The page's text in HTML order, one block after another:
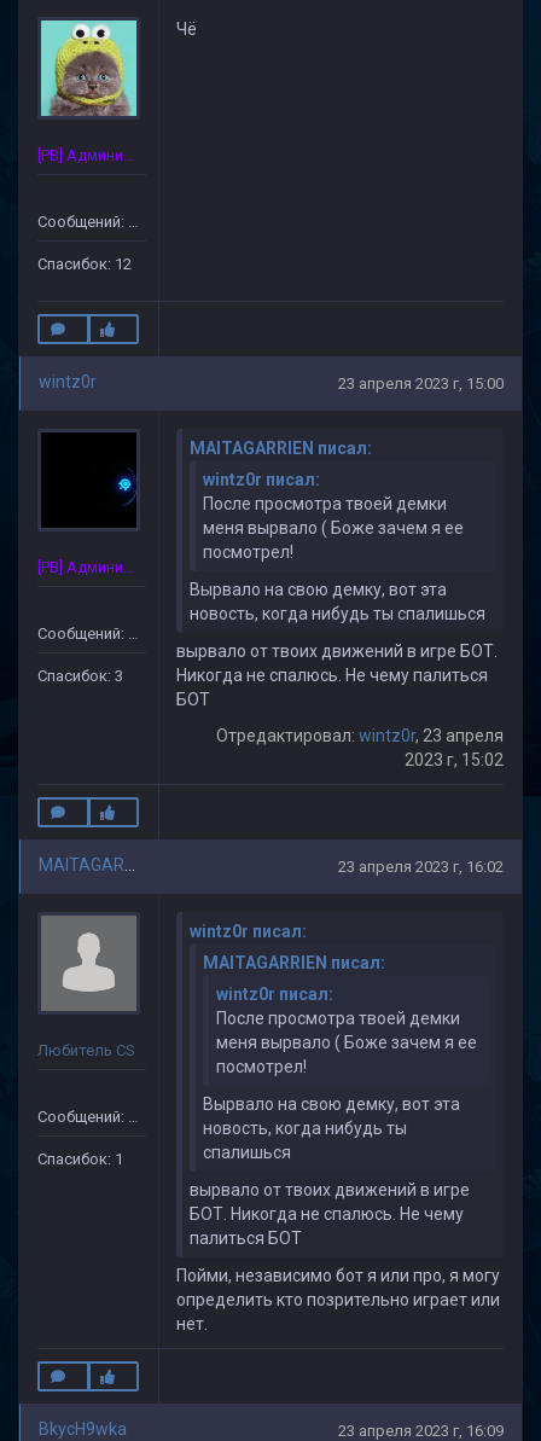
[PB] Администратор
Сообщений: 125
Спасибок: 12
Чё
wintz0r 23 апреля 2023 г, 15:00
[PB] Администратор
Сообщений: 34
Спасибок: 3
MAITAGARRIEN писал:
wintz0r писал:
После просмотра твоей демки
меня вырвало ( Боже зачем я ее
посмотрел!
Вырвало на свою демку, вот эта
новость, когда нибудь ты спалишься
вырвало от твоих движений в игре БОТ.
Никогда не спалюсь. Не чему палиться
БОТ
Отредактировал: wintz0r, 23 апреля
2023 г, 15:02
23 апреля 2023 г, 16:02
Любитель CS
Сообщений: 110
Спасибок: 1
wintz0r писал:
MAITAGARRIEN писал:
wintz0r писал:
После просмотра твоей демки
меня вырвало ( Боже зачем я ее
посмотрел!
Вырвало на свою демку, вот эта
новость, когда нибудь ты
спалишься
вырвало от твоих движений в игре
БОТ. Никогда не спалюсь. Не чему
палиться БОТ
Пойми, независимо бот я или про, я могу
определить кто позрительно играет или
нет.
BkycH9wka 23 апреля 2023 г, 16:09